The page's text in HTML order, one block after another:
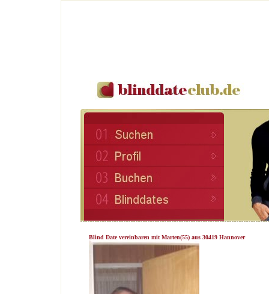
Blind Date vereinbaren mit Marten(55) aus 30419 Hannover